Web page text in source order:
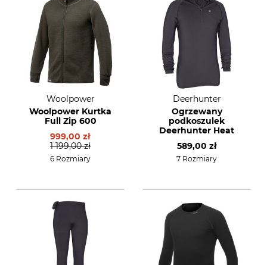
Woolpower
Woolpower Kurtka
Full Zip 600
999,00 zł
1 199,00 zł
6 Rozmiary
Deerhunter
Ogrzewany
podkoszulek
Deerhunter Heat
589,00 zł
7 Rozmiary